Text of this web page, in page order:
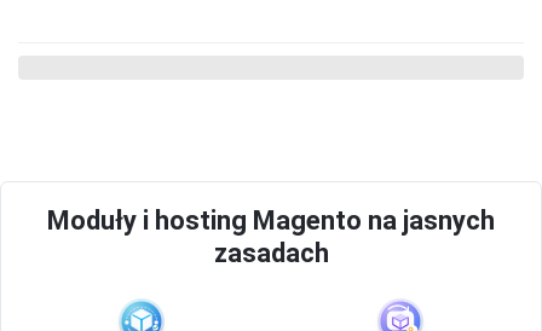
Moduły i hosting Magento na jasnych
zasadach